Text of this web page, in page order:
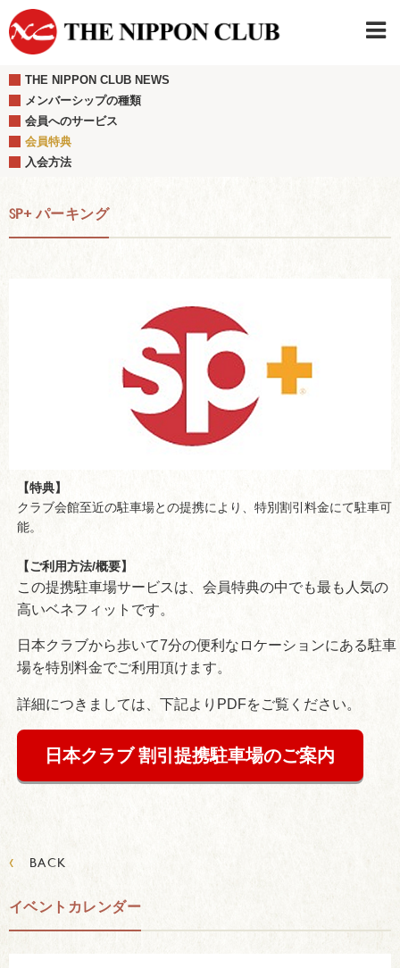
THE NIPPON CLUB NEWS
メンバーシップの種類
会員へのサービス
会員特典
入会方法
SP+ パーキング
【特典】
クラブ会館至近の駐車場との提携により、特別割引料金にて駐車可
能。
【ご利用方法/概要】
この提携駐車場サービスは、会員特典の中でも最も人気の
高いベネフィットです。
日本クラブから歩いて7分の便利なロケーションにある駐車
場を特別料金でご利用頂けます。
詳細につきましては、下記よりPDFをご覧ください。
日本クラブ 割引提携駐車場のご案内
‹ BACK
イベントカレンダー
JAPANESE
日本クラブメンバーログイン